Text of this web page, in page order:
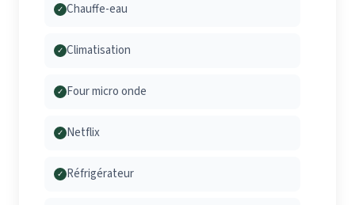
✓ Chauffe-eau
✓ Climatisation
✓ Four micro onde
✓ Netflix
✓ Réfrigérateur